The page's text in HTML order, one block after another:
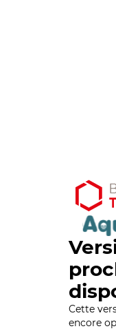
Cette
encore